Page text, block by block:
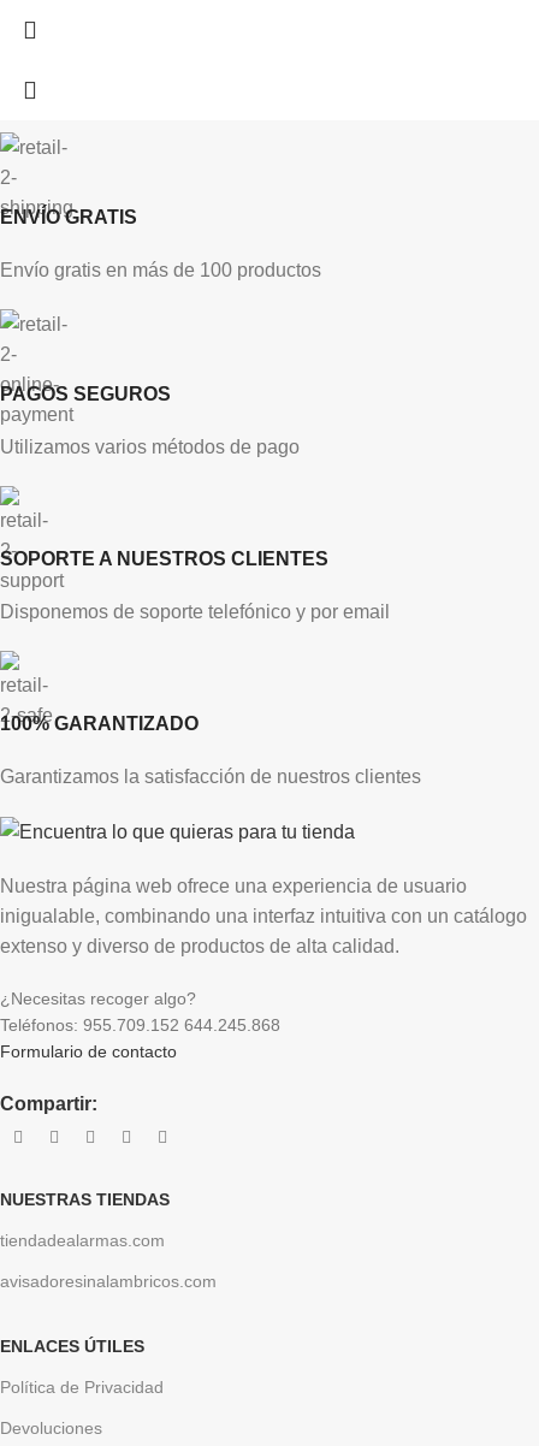
ENVÍO GRATIS
Envío gratis en más de 100 productos
PAGOS SEGUROS
Utilizamos varios métodos de pago
SOPORTE A NUESTROS CLIENTES
Disponemos de soporte telefónico y por email
100% GARANTIZADO
Garantizamos la satisfacción de nuestros clientes
Nuestra página web ofrece una experiencia de usuario
inigualable, combinando una interfaz intuitiva con un catálogo
extenso y diverso de productos de alta calidad.
¿Necesitas recoger algo?
Teléfonos: 955.709.152 644.245.868
Formulario de contacto
Compartir:
NUESTRAS TIENDAS
tiendadealarmas.com
avisadoresinalambricos.com
ENLACES ÚTILES
Política de Privacidad
Devoluciones